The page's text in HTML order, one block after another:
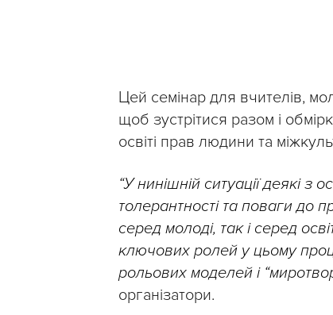
Цей семінар для вчителів,
щоб зустрітися разом і
освіті прав людини та
“У нинішній ситуації деякі з
толерантності та поваги до
серед молоді, так і серед
ключових ролей у цьому
рольових моделей і
організатори.